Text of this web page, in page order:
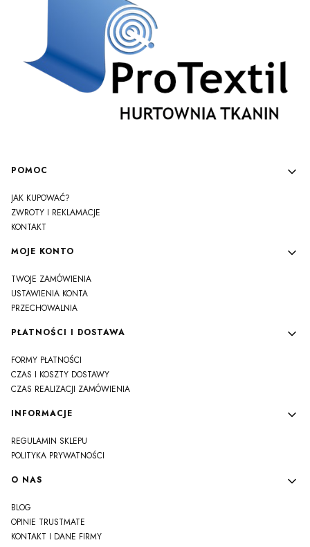
Linki w stopce
POMOC
JAK KUPOWAĆ?
ZWROTY I REKLAMACJE
KONTAKT
MOJE KONTO
TWOJE ZAMÓWIENIA
USTAWIENIA KONTA
PRZECHOWALNIA
PŁATNOŚCI I DOSTAWA
FORMY PŁATNOŚCI
CZAS I KOSZTY DOSTAWY
CZAS REALIZACJI ZAMÓWIENIA
INFORMACJE
REGULAMIN SKLEPU
POLITYKA PRYWATNOŚCI
O NAS
BLOG
OPINIE TRUSTMATE
KONTAKT I DANE FIRMY